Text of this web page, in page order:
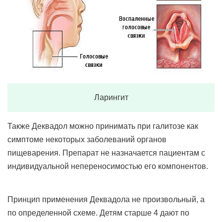
Ларингит
Также Деквадол можно принимать при галитозе как
симптоме некоторых заболеваний органов
пищеварения. Препарат не назначается пациентам с
индивидуальной непереносимостью его компонентов.
Принцип применения Деквадола не произвольный, а
по определенной схеме. Детям старше 4 дают по